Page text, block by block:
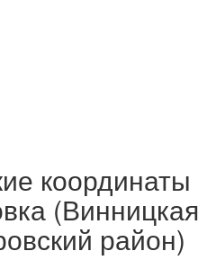
координаты
(Винницкая
район)